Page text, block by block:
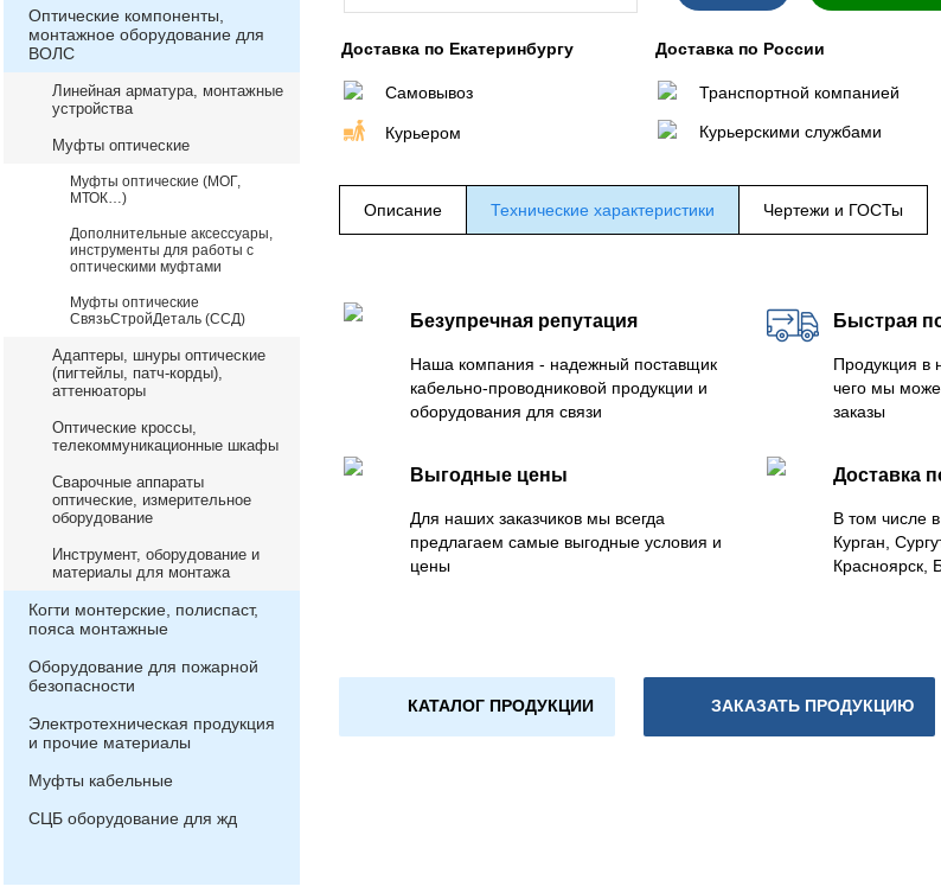
Оптические компоненты,
монтажное оборудование для
ВОЛС
Линейная арматура, монтажные
устройства
Муфты оптические
Муфты оптические (МОГ,
МТОК…)
Дополнительные аксессуары,
инструменты для работы с
оптическими муфтами
Муфты оптические
СвязьСтройДеталь (ССД)
Адаптеры, шнуры оптические
(пигтейлы, патч-корды),
аттенюаторы
Оптические кроссы,
телекоммуникационные шкафы
Сварочные аппараты
оптические, измерительное
оборудование
Инструмент, оборудование и
материалы для монтажа
Когти монтерские, полиспаст,
пояса монтажные
Оборудование для пожарной
безопасности
Электротехническая продукция
и прочие материалы
Муфты кабельные
СЦБ оборудование для жд
Доставка по Екатеринбургу
Самовывоз
Курьером
Доставка по России
Транспортной компанией
Курьерскими службами
Описание Технические характеристики Чертежи и ГОСТы
Безупречная репутация
Наша компания - надежный поставщик
кабельно-проводниковой продукции и
оборудования для связи
Быстрая
Продукция в
чего мы
заказы
Выгодные цены
Для наших заказчиков мы всегда
предлагаем самые выгодные условия и
цены
Доставка
В том числе
Курган,
Красноярск,
КАТАЛОГ ПРОДУКЦИИ ЗАКАЗАТЬ ПРОДУКЦИЮ